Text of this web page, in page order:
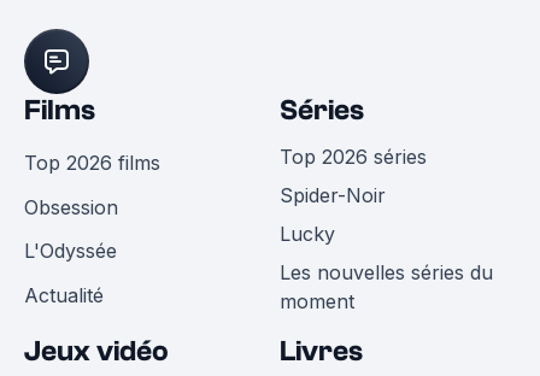
Films
Top 2026 films
Obsession
L'Odyssée
Actualité
Séries
Top 2026 séries
Spider-Noir
Lucky
Les nouvelles séries du
moment
Jeux vidéo Livres